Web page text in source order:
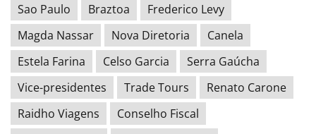
Sao Paulo Braztoa
Frederico Levy
Magda Nassar
Nova Diretoria
Canela
Estela Farina
Celso Garcia
Serra Gaúcha
Vice-presidentes
Trade Tours
Renato Carone
Raidho Viagens
Conselho Fiscal